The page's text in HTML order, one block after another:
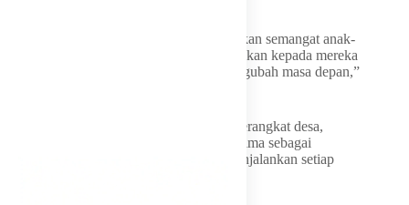
“Saya ingin kehadiran kalian membangkitkan semangat anak-
anak Barru untuk berani bermimpi. Tunjukkan kepada mereka
bahwa pendidikan adalah jalan untuk mengubah masa depan,”
Kepada seluruh camat, kepala desa, dan perangkat desa,
Bupati meminta agar para mahasiswa diterima sebagai
keluarga sendiri serta difasilitasi dalam menjalankan setiap